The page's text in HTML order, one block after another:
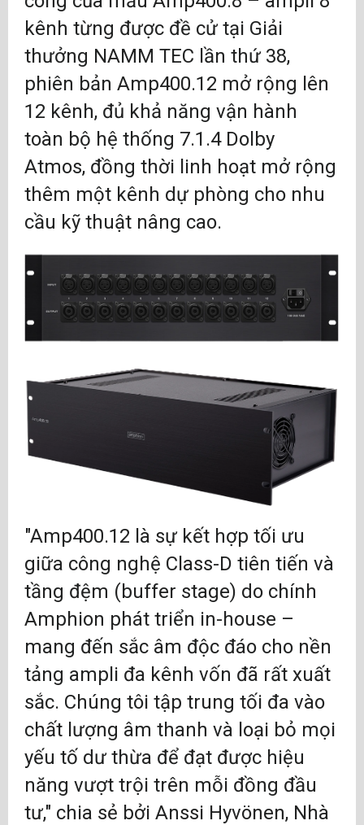
kênh từng được đề cử tại Giải
thưởng NAMM TEC lần thứ 38,
phiên bản Amp400.12 mở rộng lên
12 kênh, đủ khả năng vận hành
toàn bộ hệ thống 7.1.4 Dolby
Atmos, đồng thời linh hoạt mở rộng
thêm một kênh dự phòng cho nhu
cầu kỹ thuật nâng cao.
"Amp400.12 là sự kết hợp tối ưu
giữa công nghệ Class-D tiên tiến và
tầng đệm (buffer stage) do chính
Amphion phát triển in-house –
mang đến sắc âm độc đáo cho nền
tảng ampli đa kênh vốn đã rất xuất
sắc. Chúng tôi tập trung tối đa vào
chất lượng âm thanh và loại bỏ mọi
yếu tố dư thừa để đạt được hiệu
năng vượt trội trên mỗi đồng đầu
tư," chia sẻ bởi Anssi Hyvönen, Nhà